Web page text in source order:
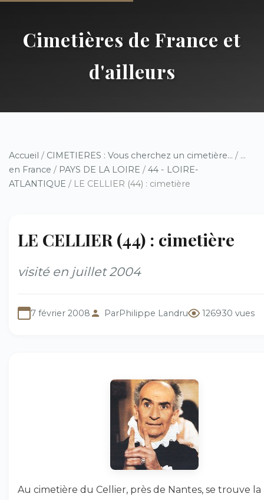
Cimetières de France et
d'ailleurs
Accueil / CIMETIERES : Vous cherchez un cimetière... / ...
en France / PAYS DE LA LOIRE / 44 - LOIRE-
ATLANTIQUE / LE CELLIER (44) : cimetière
LE CELLIER (44) : cimetière
visité en juillet 2004
7 février 2008 ParPhilippe Landru 126930 vues
Au cimetière du Cellier, près de Nantes, se trouve la